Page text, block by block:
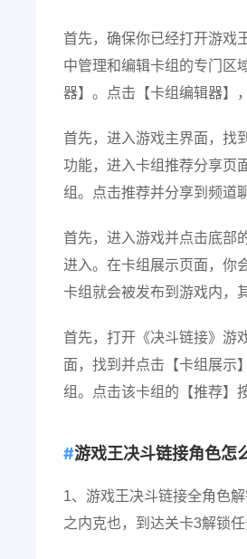
首先，确保你已经打开游戏
中管理和编辑卡组的专门区
器】。点击【卡组编辑器】
首先，进入游戏主界面，找
功能，进入卡组推荐分享页
组。点击推荐并分享到频道
首先，进入游戏并点击底部
进入。在卡组展示页面，你
卡组就会被发布到游戏内，
首先，打开《决斗链接》游
面，找到并点击【卡组展示
组。点击该卡组的【推荐】
游戏王决斗链接角色怎
1、游戏王决斗链接全角色
之内克也，到达关卡3解锁